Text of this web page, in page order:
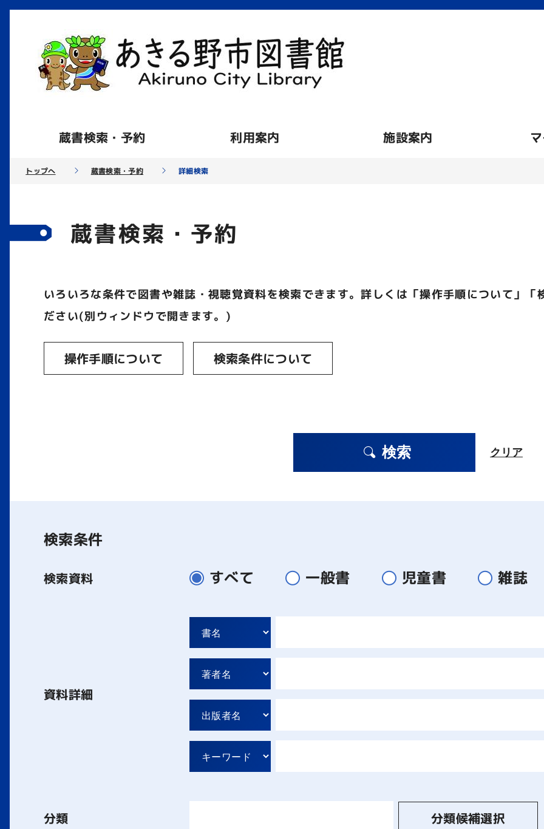
蔵書検索・予約 利用案内 施設案内
トップへ 蔵書検索・予約 詳細検索
蔵書検索・予約
いろいろな条件で図書や雑誌・視聴覚資料を検索できます。詳しくは「操作手順について」
ださい(別ウィンドウで開きます。)
操作手順について 検索条件について
検索 クリア
検索条件
検索資料 すべて 一般書 児童書 雑誌
資料詳細
分類 分類候補選択